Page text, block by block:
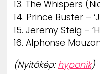
13. The Whispers
14. Prince Buster –
15. Jeremy Steig –
16. Alphonse
(Nyitókép:hyponik)